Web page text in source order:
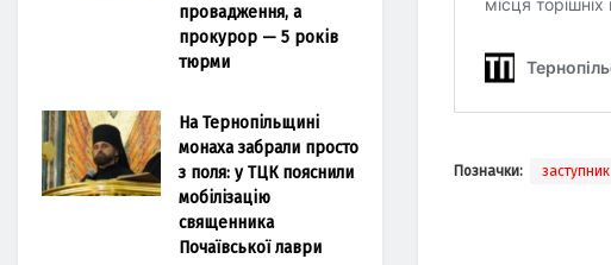
Позначки: заступник
провадження, а
прокурор — 5 років
тюрми
На Тернопільщині
монаха забрали просто
з поля: у ТЦК пояснили
мобілізацію
священника
Почаївської лаври